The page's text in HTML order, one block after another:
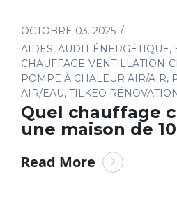
OCTOBRE 03. 2025
AIDES, AUDIT ÉNERGÉTIQUE,
CHAUFFAGE-VENTILLATION-
POMPE À CHALEUR AIR/AIR,
AIR/EAU, TILKEO
Quel chauffage
une maison de
Read More